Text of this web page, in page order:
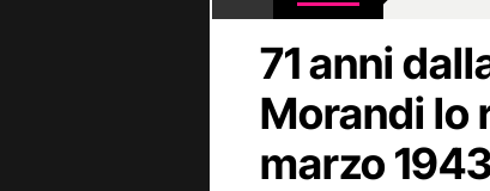
71 anni
Morandi lo
marzo